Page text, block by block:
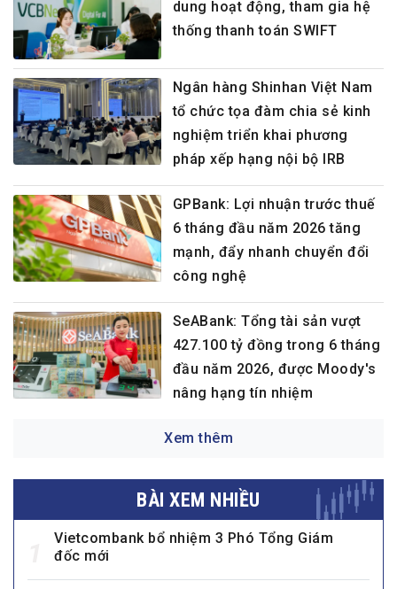
dung hoạt động, tham gia hệ
thống thanh toán SWIFT
Ngân hàng Shinhan Việt Nam
tổ chức tọa đàm chia sẻ kinh
nghiệm triển khai phương
pháp xếp hạng nội bộ IRB
GPBank: Lợi nhuận trước thuế
6 tháng đầu năm 2026 tăng
mạnh, đẩy nhanh chuyển đổi
công nghệ
SeABank: Tổng tài sản vượt
427.100 tỷ đồng trong 6 tháng
đầu năm 2026, được Moody's
nâng hạng tín nhiệm
Xem thêm
BÀI XEM NHIỀU
Vietcombank bổ nhiệm 3 Phó Tổng Giám
đốc mới